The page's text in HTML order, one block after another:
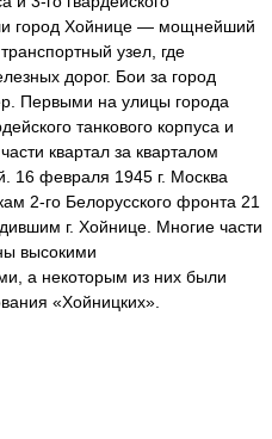
город Хойнице — мощнейший
узел, где
дорог. Бои за город
Первыми на улицы города
танкового корпуса и
квартал за кварталом
16 февраля 1945 г. Москва
2-го Белорусского фронта 21
г. Хойнице. Многие части
высокими
а некоторым из них были
«Хойницких».